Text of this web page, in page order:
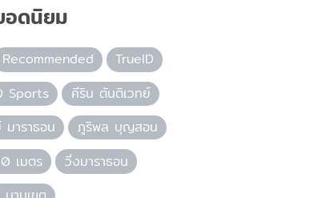
ดนิยม
Recommended
TrueID
Sports
คีริน ตันติเวทย์
มาราธอน
ภูริพล บุญสอน
เมตร
วิ่งมาราธอน